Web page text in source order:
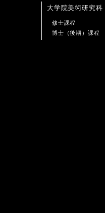
大学院美術研究科
修士課程
博士（後期）課程